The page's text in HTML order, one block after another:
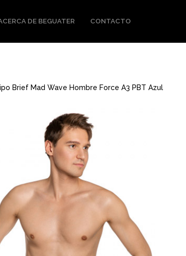
DE BEGUATER CONTACTO
Brief Mad Wave Hombre Force A3 PBT Azul